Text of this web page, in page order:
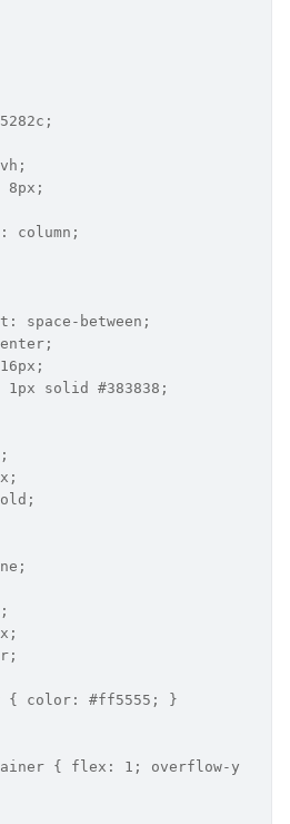
8px;
column;
space-between;
1px solid #383838;
{ color: #ff5555; }
{ flex: 1; overflow-y: